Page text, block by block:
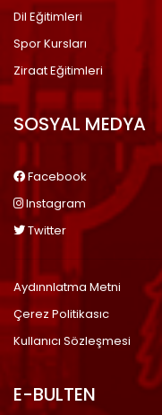
Dil Eğitimleri
Spor Kursları
Ziraat Eğitimleri
SOSYAL MEDYA
Facebook
Instagram
Twitter
Aydınnlatma Metni
Çerez Politikasıc
Kullanıcı Sözleşmesi
E-BULTEN